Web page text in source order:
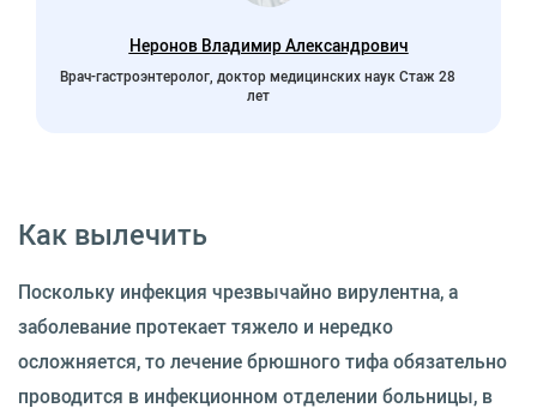
Неронов Владимир Александрович
Врач-гастроэнтеролог, доктор медицинских наук Стаж 28
лет
Как вылечить
Поскольку инфекция чрезвычайно вирулентна, а
заболевание протекает тяжело и нередко
осложняется, то лечение брюшного тифа обязательно
проводится в инфекционном отделении больницы, в